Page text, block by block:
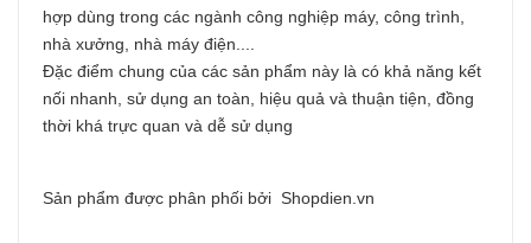
hợp dùng trong các ngành công nghiệp máy, công trình,
nhà xưởng, nhà máy điện....
Đặc điểm chung của các sản phẩm này là có khả năng kết
nối nhanh, sử dụng an toàn, hiệu quả và thuận tiện, đồng
thời khá trực quan và dễ sử dụng
Sản phẩm được phân phối bởi Shopdien.vn